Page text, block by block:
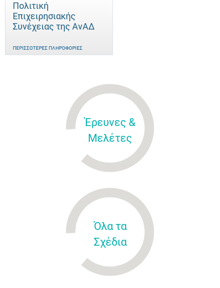
Πολιτική
Επιχειρησιακής
Συνέχειας της ΑνΑΔ
ΠΕΡΙΣΣΌΤΕΡΕΣ ΠΛΗΡΟΦΟΡΊΕΣ
Έρευνες &
Μελέτες
Όλα τα
Σχέδια